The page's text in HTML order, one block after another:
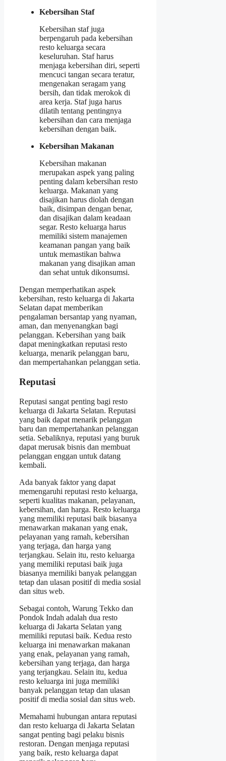
Kebersihan Staf
Kebersihan staf juga
berpengaruh pada kebersihan
resto keluarga secara
keseluruhan. Staf harus
menjaga kebersihan diri, seperti
mencuci tangan secara teratur,
mengenakan seragam yang
bersih, dan tidak merokok di
area kerja. Staf juga harus
dilatih tentang pentingnya
kebersihan dan cara menjaga
kebersihan dengan baik.
Kebersihan Makanan
Kebersihan makanan
merupakan aspek yang paling
penting dalam kebersihan resto
keluarga. Makanan yang
disajikan harus diolah dengan
baik, disimpan dengan benar,
dan disajikan dalam keadaan
segar. Resto keluarga harus
memiliki sistem manajemen
keamanan pangan yang baik
untuk memastikan bahwa
makanan yang disajikan aman
dan sehat untuk dikonsumsi.
Dengan memperhatikan aspek
kebersihan, resto keluarga di Jakarta
Selatan dapat memberikan
pengalaman bersantap yang nyaman,
aman, dan menyenangkan bagi
pelanggan. Kebersihan yang baik
dapat meningkatkan reputasi resto
keluarga, menarik pelanggan baru,
dan mempertahankan pelanggan setia.
Reputasi
Reputasi sangat penting bagi resto
keluarga di Jakarta Selatan. Reputasi
yang baik dapat menarik pelanggan
baru dan mempertahankan pelanggan
setia. Sebaliknya, reputasi yang buruk
dapat merusak bisnis dan membuat
pelanggan enggan untuk datang
kembali.
Ada banyak faktor yang dapat
memengaruhi reputasi resto keluarga,
seperti kualitas makanan, pelayanan,
kebersihan, dan harga. Resto keluarga
yang memiliki reputasi baik biasanya
menawarkan makanan yang enak,
pelayanan yang ramah, kebersihan
yang terjaga, dan harga yang
terjangkau. Selain itu, resto keluarga
yang memiliki reputasi baik juga
biasanya memiliki banyak pelanggan
tetap dan ulasan positif di media sosial
dan situs web.
Sebagai contoh, Warung Tekko dan
Pondok Indah adalah dua resto
keluarga di Jakarta Selatan yang
memiliki reputasi baik. Kedua resto
keluarga ini menawarkan makanan
yang enak, pelayanan yang ramah,
kebersihan yang terjaga, dan harga
yang terjangkau. Selain itu, kedua
resto keluarga ini juga memiliki
banyak pelanggan tetap dan ulasan
positif di media sosial dan situs web.
Memahami hubungan antara reputasi
dan resto keluarga di Jakarta Selatan
sangat penting bagi pelaku bisnis
restoran. Dengan menjaga reputasi
yang baik, resto keluarga dapat